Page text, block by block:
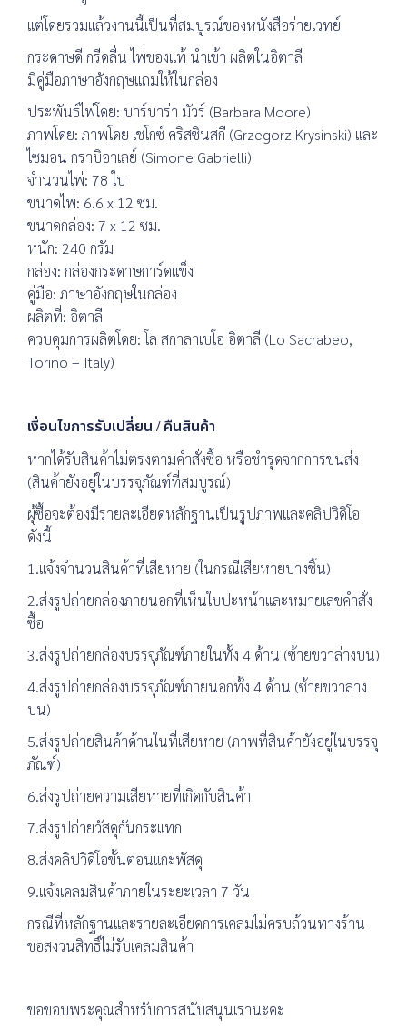
แต่โดยรวมแล้วงานนี้เป็นที่สมบูรณ์ของหนังสือร่ายเวทย์
กระดาษดี กรีดลื่น ไพ่ของแท้ นำเข้า ผลิตในอิตาลี
มีคู่มือภาษาอังกฤษแถมให้ในกล่อง
ประพันธ์ไพ่โดย: บาร์บาร่า มัวร์ (Barbara Moore)
ภาพโดย: ภาพโดย เชโกซ์ คริสซินสกี (Grzegorz Krysinski) และ
ไซมอน กราบิอาเลย์ (Simone Gabrielli)
จำนวนไพ่: 78 ใบ
ขนาดไพ่: 6.6 x 12 ซม.
ขนาดกล่อง: 7 x 12 ซม.
หนัก: 240 กรัม
กล่อง: กล่องกระดาษการ์ดแข็ง
คู่มือ: ภาษาอังกฤษในกล่อง
ผลิตที่: อิตาลี
ควบคุมการผลิตโดย: โล สกาลาเบโอ อิตาลี (Lo Sacrabeo,
Torino – Italy)
เงื่อนไขการรับเปลี่ยน / คืนสินค้า
หากได้รับสินค้าไม่ตรงตามคำสั่งซื้อ หรือชำรุดจากการขนส่ง
(สินค้ายังอยู่ในบรรจุภัณฑ์ที่สมบูรณ์)
ผู้ซื้อจะต้องมีรายละเอียดหลักฐานเป็นรูปภาพและคลิปวิดิโอ
ดังนี้
1.แจ้งจำนวนสินค้าที่เสียหาย (ในกรณีเสียหายบางชิ้น)
2.ส่งรูปถ่ายกล่องภายนอกที่เห็นใบปะหน้าและหมายเลขคำสั่ง
ซื้อ
3.ส่งรูปถ่ายกล่องบรรจุภัณฑ์ภายในทั้ง 4 ด้าน (ซ้ายขวาล่างบน)
4.ส่งรูปถ่ายกล่องบรรจุภัณฑ์ภายนอกทั้ง 4 ด้าน (ซ้ายขวาล่าง
บน)
5.ส่งรูปถ่ายสินค้าด้านในที่เสียหาย (ภาพที่สินค้ายังอยู่ในบรรจุ
ภัณฑ์)
6.ส่งรูปถ่ายความเสียหายที่เกิดกับสินค้า
7.ส่งรูปถ่ายวัสดุกันกระแทก
8.ส่งคลิปวิดิโอขั้นตอนแกะพัสดุ
9.แจ้งเคลมสินค้าภายในระยะเวลา 7 วัน
กรณีที่หลักฐานและรายละเอียดการเคลมไม่ครบถ้วนทางร้าน
ขอสงวนสิทธิ์ไม่รับเคลมสินค้า
ขอขอบพระคุณสำหรับการสนับสนุนเรานะคะ